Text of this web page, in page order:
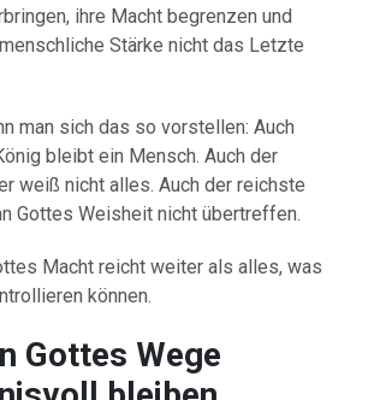
ihre Macht begrenzen und
Stärke nicht das Letzte
man sich das so vorstellen: Auch
bleibt ein Mensch. Auch der
weiß nicht alles. Auch der reichste
Gottes Weisheit nicht übertreffen.
Macht reicht weiter als alles, was
können.
Gottes Wege